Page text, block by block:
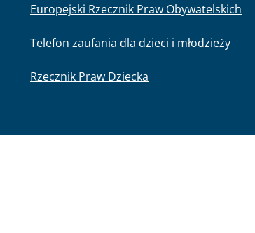
Europejski Rzecznik Praw Obywatelskich
Telefon zaufania dla dzieci i młodzieży
Rzecznik Praw Dziecka